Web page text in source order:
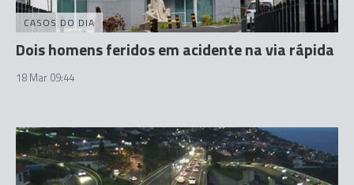
CASOS DO DIA
Dois homens feridos em acidente na via rápida
18 Mar 09:44